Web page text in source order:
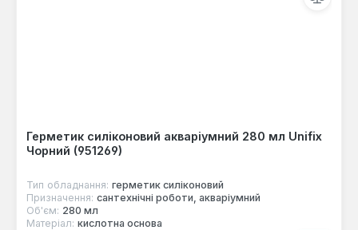
Герметик силіконовий акваріумний 280 мл Unifix
Чорний (951269)
Тип обладнання: герметик силіконовий
Призначення: сантехнічні роботи, акваріумний
Об'єм: 280 мл
Матеріал: кислотна основа